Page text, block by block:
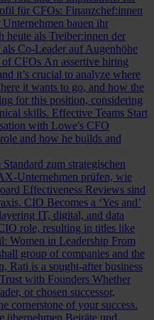
für CFOs: Finanzchef:innen
bauen ihr
heute als Treiber:innen der
Co-Leader auf Augenhöhe
CFOs An assertive hiring
it’s crucial to analyze where
it wants to go, and how the
for this position, considering
skills. Effective Teams Start
with Lowe's CFO
and how he builds and
zum strategischen
Unternehmen prüfen, wie
Effectiveness Reviews sind
CIO Becomes a ‘Yes and’
IT, digital, and data
role, resulting in titles like
Women in Leadership From
group of companies and the
Rati is a sought-after business
with Founders Whether
or chosen successor,
cornerstone of your success.
übernehmen Beiräte und